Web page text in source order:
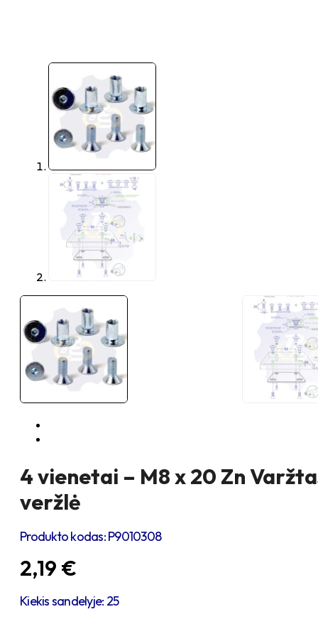
4 vienetai – M8 x 20 Zn
veržlė
Produkto kodas:P9010308
2,19 €
Kiekis sandelyje: 25